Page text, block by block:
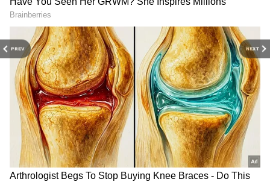
PREV NEXT
RECOMMENDED STORIES
గుజరాత్‌లో వింత ఘటన అలల్లా
డాలర్లు వస్తాయి కానీ...